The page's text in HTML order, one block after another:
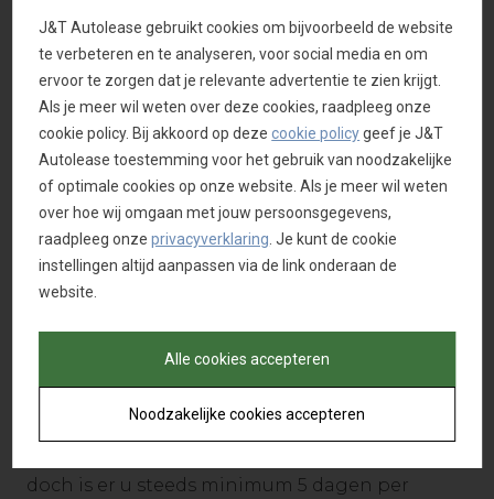
Keuze, tarieven en reserveren
Je hebt de keuze uit twee categorieën van
voertuigen met 4 verschillende tarieven per
maand waarvan overzicht op voorgaande
pagina. Bedragen zijn exclusief BTW, vermelde
modellen zijn voorbeelden. Voorgestelde
voertuigen kunnen hiervan afwijken in functie
van de beschikbaarheid.
Maandelijks reserveer je een vast bedrag
bepaald aan de hand van de categorie van
jaar, die u zelf op voorhand bepaalt. Je bent
doch is er u steeds minimum 5 dagen per
J&T Autolease gebruikt cookies om bijvoorbeeld de website
te verbeteren en te analyseren, voor social media en om
ervoor te zorgen dat je relevante advertentie te zien krijgt.
Als je meer wil weten over deze cookies, raadpleeg onze
cookie policy. Bij akkoord op dezecookie policygeef je J&T
Autolease toestemming voor het gebruik van noodzakelijke
of optimale cookies op onze website. Als je meer wil weten
over hoe wij omgaan met jouw persoonsgegevens,
raadpleeg onzeprivacyverklaring . Je kunt de cookie
instellingen altijd aanpassen via de link onderaan de
website.
Alle cookies accepteren
Noodzakelijke cookies accepteren